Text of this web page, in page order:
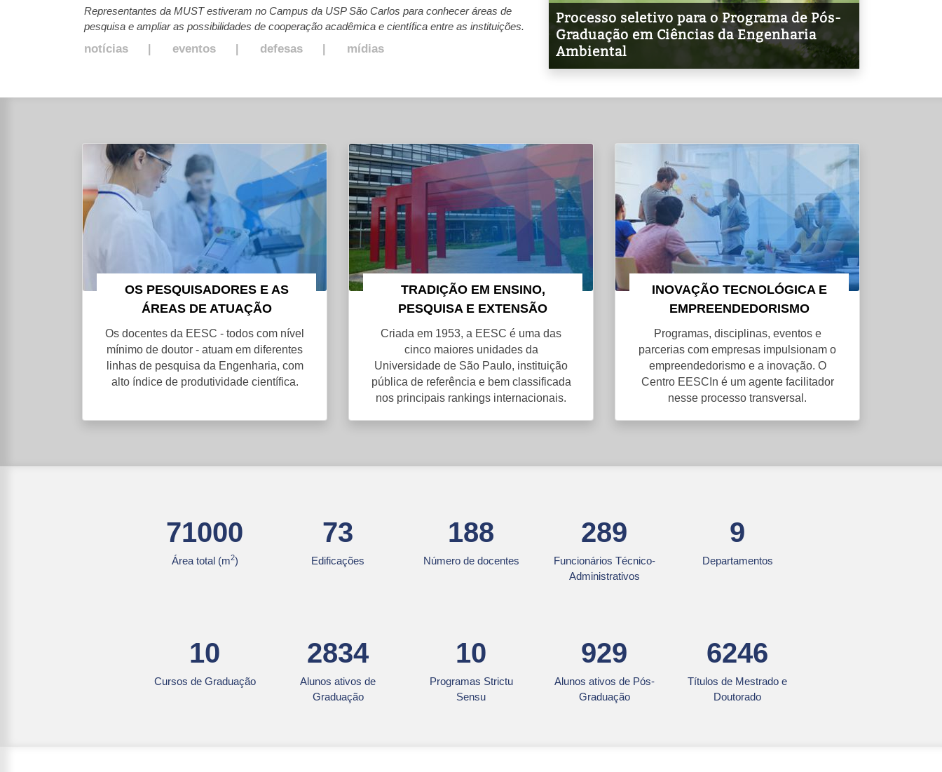
Representantes da MUST estiveram no Campus da USP São Carlos para conhecer áreas de
pesquisa e ampliar as possibilidades de cooperação acadêmica e científica entre as instituições.
notícias eventos defesas mídias
Processo seletivo para o Programa de Pós-
Graduação em Ciências da Engenharia
Ambiental
OS PESQUISADORES E AS
ÁREAS DE ATUAÇÃO
Os docentes da EESC - todos com nível
mínimo de doutor - atuam em diferentes
linhas de pesquisa da Engenharia, com
alto índice de produtividade científica.
TRADIÇÃO EM ENSINO,
PESQUISA E EXTENSÃO
Criada em 1953, a EESC é uma das
cinco maiores unidades da
Universidade de São Paulo, instituição
pública de referência e bem classificada
nos principais rankings internacionais.
INOVAÇÃO TECNOLÓGICA E
EMPREENDEDORISMO
Programas, disciplinas, eventos e
parcerias com empresas impulsionam o
empreendedorismo e a inovação. O
Centro EESCIn é um agente facilitador
nesse processo transversal.
71000
Área total (m2)
73
Edificações
188
Número de docentes
289
Funcionários Técnico-
Administrativos
9
Departamentos
10
Cursos de Graduação
2834
Alunos ativos de
Graduação
10
Programas Strictu
Sensu
929
Alunos ativos de Pós-
Graduação
6246
Títulos de Mestrado e
Doutorado